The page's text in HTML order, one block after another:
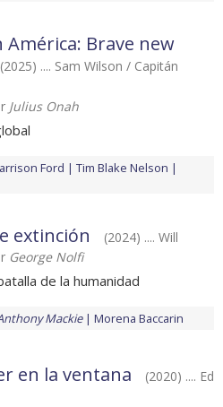
América: Brave new
(2025) .... Sam Wilson / Capitán
Julius Onah
Ford
Tim Blake Nelson
extinción
(2024) .... Will
George Nolfi
de la humanidad
Mackie Morena Baccarin
en la ventana
(2020) .... Ed